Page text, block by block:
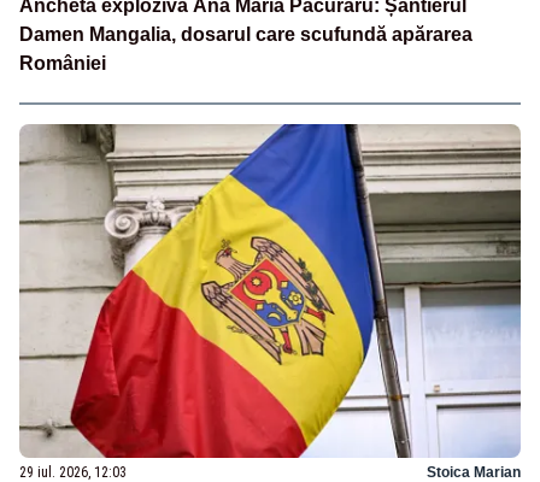
Ancheta explozivă Ana Maria Păcuraru: Șantierul
Damen Mangalia, dosarul care scufundă apărarea
României
29 iul. 2026, 12:03 Stoica Marian